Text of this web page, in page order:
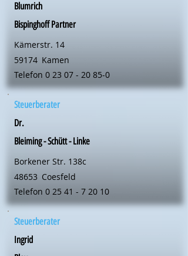
Blumrich
Bispinghoff Partner
Kämerstr. 14
59174 Kamen
Telefon 0 23 07 - 20 85-0
Steuerberater
Dr.
Bleiming - Schütt - Linke
Borkener Str. 138c
48653 Coesfeld
Telefon 0 25 41 - 7 20 10
Steuerberater
Ingrid